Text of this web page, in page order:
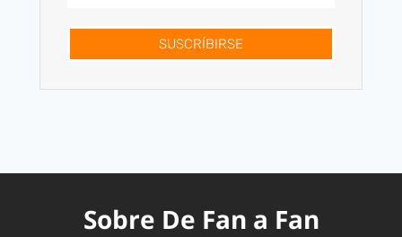
SUSCRÍBIRSE
Sobre De Fan a Fan